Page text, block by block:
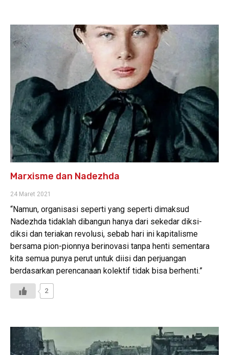
Marxisme dan Nadezhda
24 Maret 2021
“Namun, organisasi seperti yang seperti dimaksud
Nadezhda tidaklah dibangun hanya dari sekedar diksi-
diksi dan teriakan revolusi, sebab hari ini kapitalisme
bersama pion-pionnya berinovasi tanpa henti sementara
kita semua punya perut untuk diisi dan perjuangan
berdasarkan perencanaan kolektif tidak bisa berhenti.”
2